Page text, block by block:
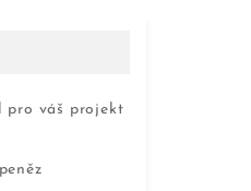
pro váš projekt